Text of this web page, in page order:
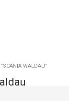
WALDAU"